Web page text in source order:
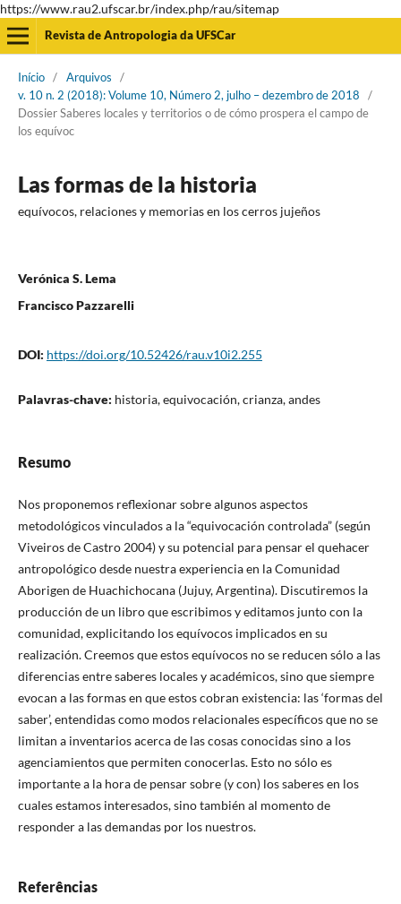
https://www.rau2.ufscar.br/index.php/rau/sitemap
Revista de Antropologia da UFSCar
Início / Arquivos
/
v. 10 n. 2 (2018): Volume 10, Número 2, julho – dezembro de 2018
/
Dossier Saberes locales y territorios o de cómo prospera el campo de
los equívoc
Las formas de la historia
equívocos, relaciones y memorias en los cerros jujeños
Verónica S. Lema
Francisco Pazzarelli
DOI: https://doi.org/10.52426/rau.v10i2.255
Palavras-chave: historia, equivocación, crianza, andes
Resumo
Nos proponemos reflexionar sobre algunos aspectos
metodológicos vinculados a la “equivocación controlada” (según
Viveiros de Castro 2004) y su potencial para pensar el quehacer
antropológico desde nuestra experiencia en la Comunidad
Aborigen de Huachichocana (Jujuy, Argentina). Discutiremos la
producción de un libro que escribimos y editamos junto con la
comunidad, explicitando los equívocos implicados en su
realización. Creemos que estos equívocos no se reducen sólo a las
diferencias entre saberes locales y académicos, sino que siempre
evocan a las formas en que estos cobran existencia: las ‘formas del
saber’, entendidas como modos relacionales específicos que no se
limitan a inventarios acerca de las cosas conocidas sino a los
agenciamientos que permiten conocerlas. Esto no sólo es
importante a la hora de pensar sobre (y con) los saberes en los
cuales estamos interesados, sino también al momento de
responder a las demandas por los nuestros.
Referências